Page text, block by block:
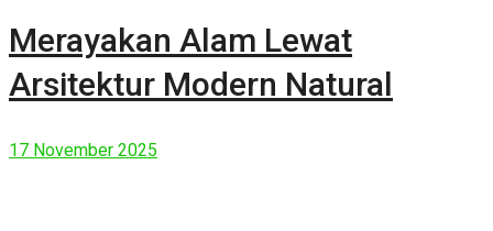
Merayakan Alam Lewat
Arsitektur Modern Natural
17 November 2025